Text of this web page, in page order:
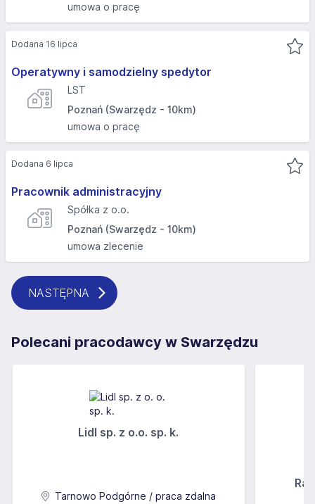
umowa o pracę
Operatywny i samodzielny spedytor
LST
Poznań (Swarzędz - 10km)
umowa o pracę
Dodana 16 lipca
Pracownik administracyjny
Spółka z o.o.
Poznań (Swarzędz - 10km)
umowa zlecenie
Dodana 6 lipca
NASTĘPNA
Polecani pracodawcy w Swarzędzu
Lidl sp. z o.o. sp. k.
Tarnowo Podgórne / praca zdalna